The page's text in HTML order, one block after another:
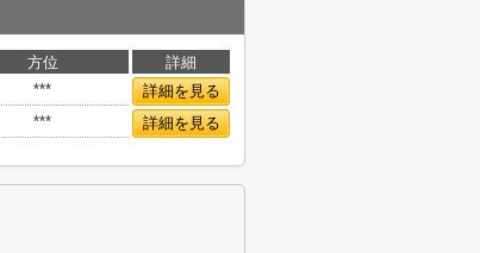
方位
詳細
***
詳細を見る
*** 詳細を見る